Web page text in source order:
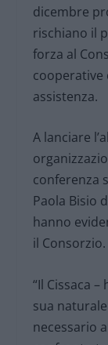
dicembre
rischiano il
forza al
cooperative
assistenza.
A lanciare
conferenza
Paola Bisio
hanno
il Consorzio.
“Il Cissaca
sua naturale
necessario